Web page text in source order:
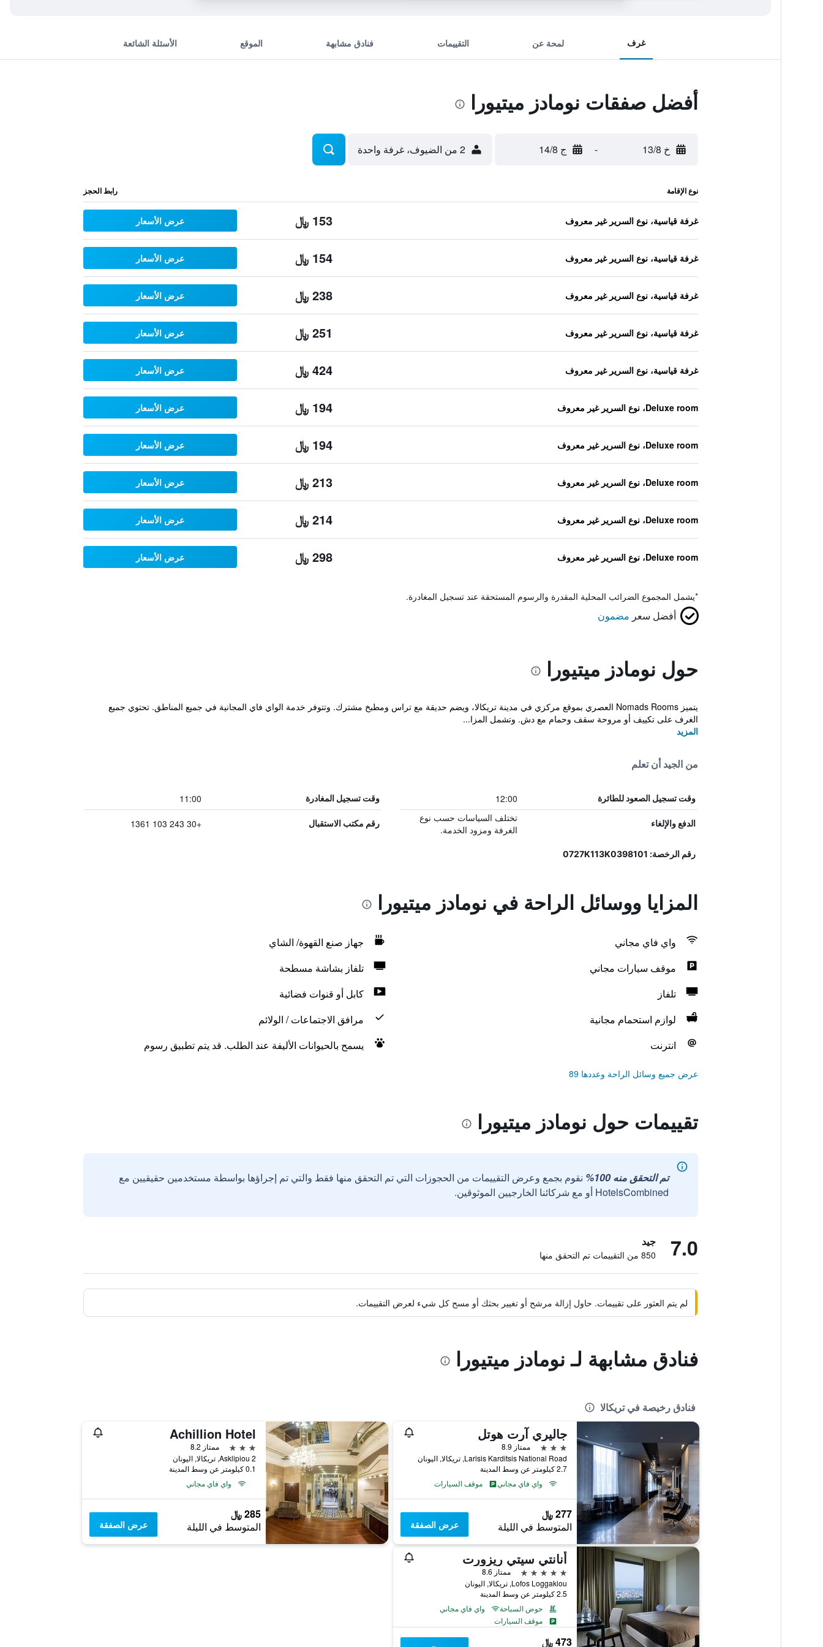
غرف لمحة عن التقييمات فنادق مشابهة الموقع الأسئلة الشائعة
أفضل صفقات نومادز ميتيورا
خ 13/8 - ج 14/8 2 من الضيوف، غرفة واحدة
نوع الإقامة رابط الحجز
غرفة قياسية، نوع السرير غير معروف 153 ﷼ عرض الأسعار
غرفة قياسية، نوع السرير غير معروف 154 ﷼ عرض الأسعار
غرفة قياسية، نوع السرير غير معروف 238 ﷼ عرض الأسعار
غرفة قياسية، نوع السرير غير معروف 251 ﷼ عرض الأسعار
غرفة قياسية، نوع السرير غير معروف 424 ﷼ عرض الأسعار
Deluxe room، نوع السرير غير معروف 194 ﷼ عرض الأسعار
Deluxe room، نوع السرير غير معروف 194 ﷼ عرض الأسعار
Deluxe room، نوع السرير غير معروف 213 ﷼ عرض الأسعار
Deluxe room، نوع السرير غير معروف 214 ﷼ عرض الأسعار
Deluxe room، نوع السرير غير معروف 298 ﷼ عرض الأسعار
*يشمل المجموع الضرائب المحلية المقدرة والرسوم المستحقة عند تسجيل المغادرة.
أفضل سعر مضمون
حول نومادز ميتيورا
يتميز Nomads Rooms العصري بموقع مركزي في مدينة تريكالا، ويضم حديقة مع تراس ومطبخ مشترك. وتتوفر خدمة الواي فاي المجانية في جميع المناطق. تحتوي جميع
الغرف على تكييف أو مروحة سقف وحمام مع دش. وتشمل المزا...
المزيد
من الجيد أن تعلم
وقت تسجيل الصعود للطائرة 12:00 وقت تسجيل المغادرة 11:00
الدفع والإلغاء
تختلف السياسات حسب نوع
الغرفة ومزود الخدمة.
رقم مكتب الاستقبال +30 243 103 1361
رقم الرخصة: 0727Κ113Κ0398101
المزايا ووسائل الراحة في نومادز ميتيورا
واي فاي مجاني
جهاز صنع القهوة/ الشاي
موقف سيارات مجاني
تلفاز بشاشة مسطحة
تلفاز
كابل أو قنوات فضائية
لوازم استحمام مجانية
مرافق الاجتماعات / الولائم
انترنت
يسمح بالحيوانات الأليفة عند الطلب. قد يتم تطبيق رسوم
عرض جميع وسائل الراحة وعددها 89
تقييمات حول نومادز ميتيورا
تم التحقق منه 100%
نقوم بجمع وعرض التقييمات من الحجوزات التي تم التحقق منها فقط والتي تم إجراؤها بواسطة مستخدمين حقيقيين مع
HotelsCombined أو مع شركائنا الخارجيين الموثوقين.
7.0 جيد
850 من التقييمات تم التحقق منها
لم يتم العثور على تقييمات. حاول إزالة مرشح أو تغيير بحثك أو مسح كل شيء لعرض التقييمات.
فنادق مشابهة لـ نومادز ميتيورا
فنادق رخيصة في تريكالا
جاليري آرت هوتل
3 نجوم
ممتاز 8.9
Larisis Karditsis National Road, تريكالا, اليونان
2.7 كيلومتر عن وسط المدينة
واي فاي مجاني
موقف السيارات
277 ﷼
المتوسط في الليلة عرض الصفقة
Achillion Hotel
3 نجوم
ممتاز 8.2
Asklipiou 2, تريكالا, اليونان
0.1 كيلومتر عن وسط المدينة
واي فاي مجاني
285 ﷼
المتوسط في الليلة عرض الصفقة
أنانتي سيتي ريزورت
5 نجوم
ممتاز 8.6
Lofos Loggakiou, تريكالا, اليونان
2.5 كيلومتر عن وسط المدينة
حوض السباحة
واي فاي مجاني
موقف السيارات
473 ﷼